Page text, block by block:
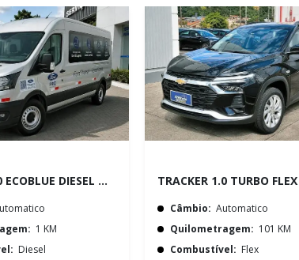
TRANSIT 2.0 ECOBLUE DIESEL MINIBUS 14+1 L3H2 AUTOMÁTICO
1 KM
Diesel
Câmbio: Automatico
Quilometragem: 101 KM
Combustível: Flex